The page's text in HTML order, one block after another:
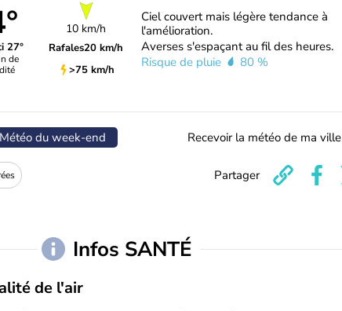
27°
de
10 km/h
Rafales20 km/h
>75 km/h
Ciel couvert mais légère tendance à
l'amélioration.
Averses s'espaçant au fil des heures.
Risque de pluie
80 %
Météo du week-end Recevoir la météo de ma ville
Partager
Infos SANTÉ
de l'air